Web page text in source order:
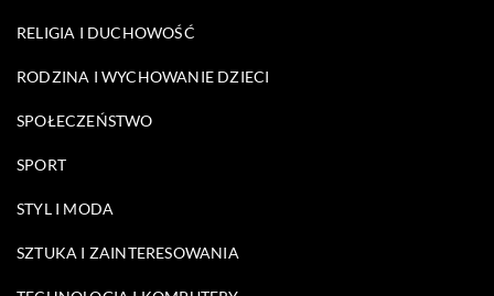
RELIGIA I DUCHOWOŚĆ
RODZINA I WYCHOWANIE DZIECI
SPOŁECZEŃSTWO
SPORT
STYL I MODA
SZTUKA I ZAINTERESOWANIA